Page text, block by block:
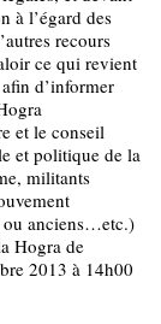
à l’égard des
recours
ce qui revient
d’informer
et le conseil
et politique de la
militants
ou anciens…etc.)
Hogra de
2013 à 14h00